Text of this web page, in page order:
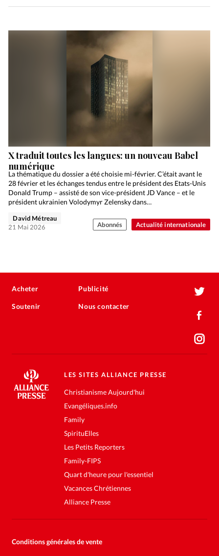
Actualité internationale
X traduit toutes les langues: un nouveau Babel
numérique
La thématique du dossier a été choisie mi-février. C’était avant le
28 février et les échanges tendus entre le président des Etats-Unis
Donald Trump – assisté de son vice-président JD Vance – et le
président ukrainien Volodymyr Zelensky dans…
David Métreau
21 Mai 2026
Abonnés
Acheter
Soutenir
Publicité
Nous contacter
LES SITES ALLIANCE PRESSE
Christianisme Aujourd'hui
Evangéliques.info
Family
SpirituElles
Les Petits Reporters
Family-FIPS
Quart d'heure pour l'essentiel
Vacances Chrétiennes
Alliance Presse
Conditions générales de vente